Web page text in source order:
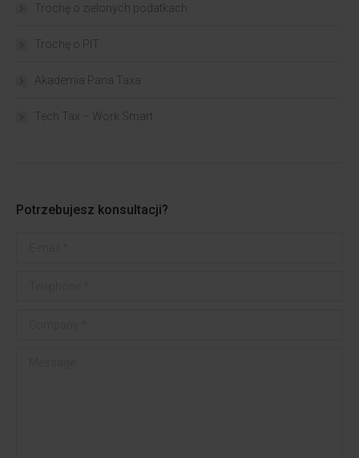
Trochę o zielonych podatkach
Trochę o PIT
Akademia Pana Taxa
Tech Tax – Work Smart
Potrzebujesz konsultacji?